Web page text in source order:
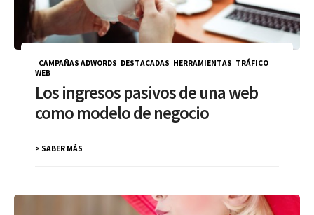
CAMPAÑAS ADWORDS DESTACADAS HERRAMIENTAS TRÁFICO
WEB
Los ingresos pasivos de una web
como modelo de negocio
> SABER MÁS